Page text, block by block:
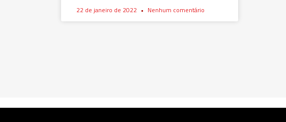
22 de janeiro de 2022 Nenhum comentário